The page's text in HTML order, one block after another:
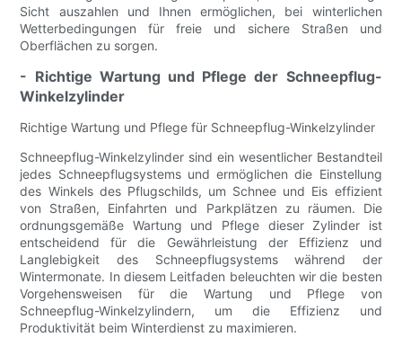
Sicht auszahlen und Ihnen ermöglichen, bei winterlichen
Wetterbedingungen für freie und sichere Straßen und
Oberflächen zu sorgen.
- Richtige Wartung und Pflege der Schneepflug-
Winkelzylinder
Richtige Wartung und Pflege für Schneepflug-Winkelzylinder
Schneepflug-Winkelzylinder sind ein wesentlicher Bestandteil
jedes Schneepflugsystems und ermöglichen die Einstellung
des Winkels des Pflugschilds, um Schnee und Eis effizient
von Straßen, Einfahrten und Parkplätzen zu räumen. Die
ordnungsgemäße Wartung und Pflege dieser Zylinder ist
entscheidend für die Gewährleistung der Effizienz und
Langlebigkeit des Schneepflugsystems während der
Wintermonate. In diesem Leitfaden beleuchten wir die besten
Vorgehensweisen für die Wartung und Pflege von
Schneepflug-Winkelzylindern, um die Effizienz und
Produktivität beim Winterdienst zu maximieren.